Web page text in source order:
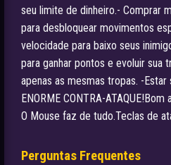
seu limite de dinheiro.- Comprar
para desbloquear movimentos
velocidade para baixo seus
para ganhar pontos e evoluir sua
apenas as mesmas tropas. -
ENORME CONTRA-ATAQUE!Bom
O Mouse faz de tudo.Teclas de
Perguntas Frequentes